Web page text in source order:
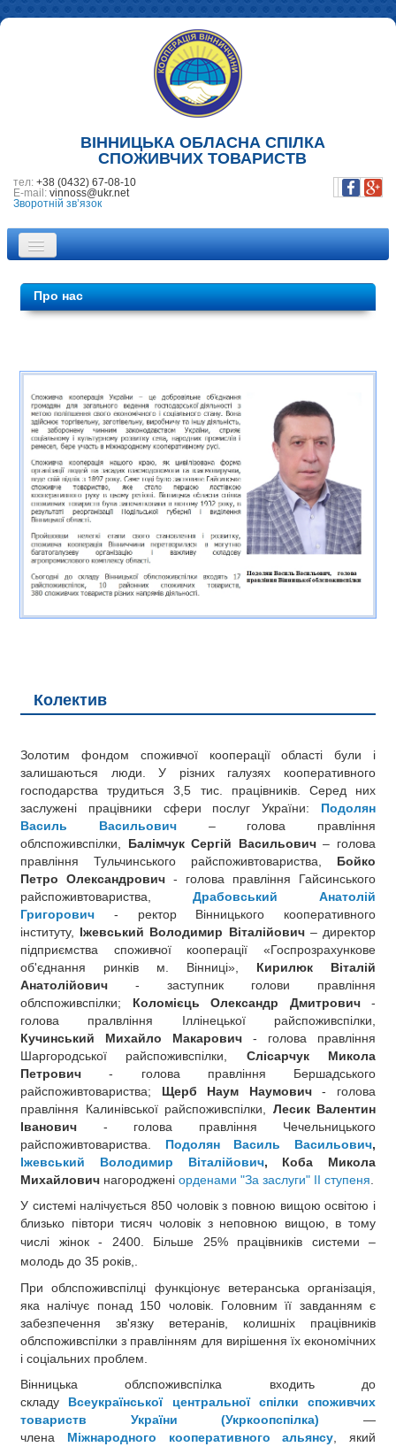
ВІННИЦЬКА ОБЛАСНА СПІЛКА
СПОЖИВЧИХ ТОВАРИСТВ
тел: +38 (0432) 67-08-10
E-mail: vinnoss@ukr.net
Зворотній зв’язок
НОВИНИ
ФОТОГАЛЕРЕЯ
РЕКЛАМА
КОНТАКТИ
Про нас
Колектив
Золотим фондом споживчої кооперації області були і
залишаються люди. У різних галузях кооперативного
господарства трудиться 3,5 тис. працівників. Серед них
заслужені працівники сфери послуг України: Подолян
Василь Васильович– голова правління
облспоживспілки, Балімчук Сергій Васильович– голова
правління Тульчинського райспоживтовариства, Бойко
Петро Олександрович - голова правління Гайсинського
райспоживтовариства, Драбовський Анатолій
Григорович - ректор Вінницького кооперативного
інституту, Іжевський Володимир Віталійович– директор
підприємства споживчої кооперації «Госпрозрахункове
об'єднання ринків м. Вінниці», Кирилюк Віталій
Анатолійович - заступник голови правління
облспоживспілки; Коломієць Олександр Дмитрович -
голова пралвління Іллінецької райспоживспілки,
Кучинський Михайло Макарович - голова правління
Шаргородської райспоживспілки, Слісарчук Микола
Петрович - голова правління Бершадського
райспоживтовариства; Щерб Наум Наумович- голова
правління Калинівської райспоживспілки, Лесик Валентин
Іванович - голова правління Чечельницького
райспоживтовариства. Подолян Василь Васильович,
Іжевський Володимир Віталійович, Коба Микола
Михайлович нагороджені орденами "За заслуги" II ступеня.
У системі налічується 850 чоловік з повною вищою освітою і
близько півтори тисяч чоловік з неповною вищою, в тому
числі
жінок - 2400. Більше 25%працівників системи –
молодь до 35 років,.
При облспоживспілці функціонує ветеранська організація,
яка налічує понад 150 чоловік. Головним її завданням є
забезпечення зв'язку ветеранів, колишніх працівників
облспоживспілки з правлінням для вирішення їх економічних
і соціальних проблем.
Вінницька облспоживспілка входить до
складу Всеукраїнської
центральної спілки споживчих
товариств України (Укркоопспілка) —
члена Міжнародного кооперативного альянсу, який